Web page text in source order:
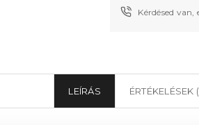
Kérdésed
LEÍRÁS ÉRTÉKELÉSEK